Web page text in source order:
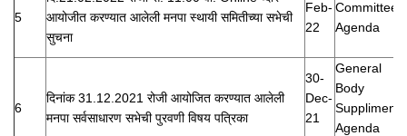
5
आयोजीत करण्यात आलेली मनपा स्थायी समितीच्या सभेची
सुचना
Feb-
22
Committee
Agenda
6
दिनांक 31.12.2021 रोजी आयोजित करण्यात आलेली
मनपा सर्वसाधारण सभेची पुरवणी विषय पत्रिका
30-
Dec-
21
General
Body
Suppliment
Agenda